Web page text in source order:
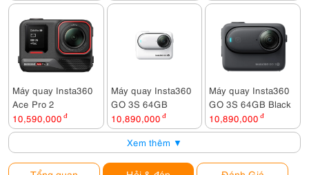
Máy quay Insta360
Ace Pro 2
10,590,000 đ
Máy quay Insta360
GO 3S 64GB
10,890,000 đ
Máy quay Insta360
GO 3S 64GB Black
10,890,000 đ
Xem thêm ▼